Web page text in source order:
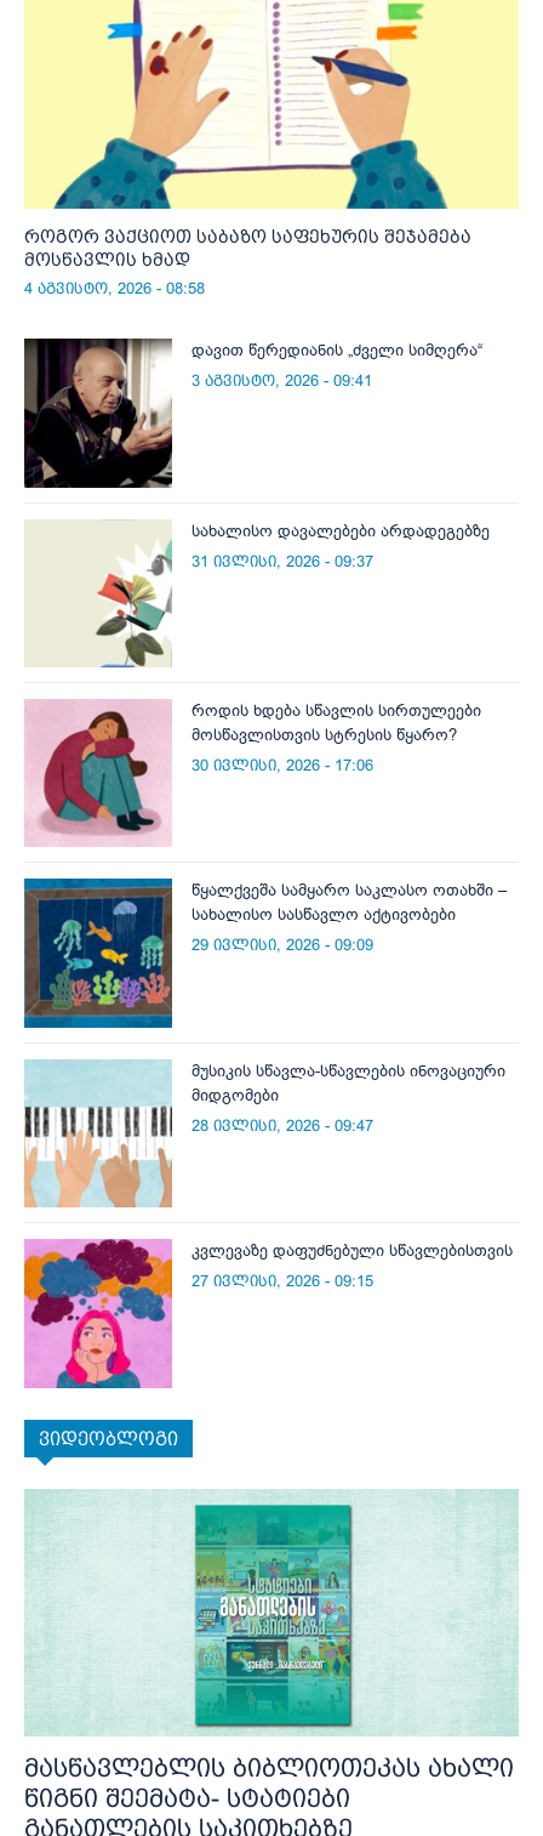
როგორ ვაქციოთ საბაზო საფეხურის შეჯამება
მოსწავლის ხმად
4 აგვისტო, 2026 - 08:58
დავით წერედიანის „ძველი სიმღერა“
3 აგვისტო, 2026 - 09:41
სახალისო დავალებები არდადეგებზე
31 ივლისი, 2026 - 09:37
როდის ხდება სწავლის სირთულეები
მოსწავლისთვის სტრესის წყარო?
30 ივლისი, 2026 - 17:06
წყალქვეშა სამყარო საკლასო ოთახში –
სახალისო სასწავლო აქტივობები
29 ივლისი, 2026 - 09:09
მუსიკის სწავლა-სწავლების ინოვაციური
მიდგომები
28 ივლისი, 2026 - 09:47
კვლევაზე დაფუძნებული სწავლებისთვის
27 ივლისი, 2026 - 09:15
ვიდეობლოგი
მასწავლებლის ბიბლიოთეკას ახალი
წიგნი შეემატა- სტატიები
განათლების საკითხებზე